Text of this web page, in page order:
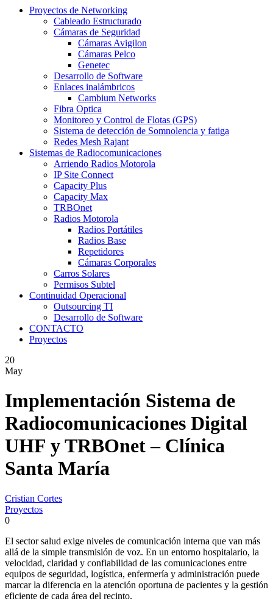
Proyectos de Networking
Cableado Estructurado
Cámaras de Seguridad
Cámaras Avigilon
Cámaras Pelco
Genetec
Desarrollo de Software
Enlaces inalámbricos
Cambium Networks
Fibra Optica
Monitoreo y Control de Flotas (GPS)
Sistema de detección de Somnolencia y fatiga
Redes Mesh Rajant
Sistemas de Radiocomunicaciones
Arriendo Radios Motorola
IP Site Connect
Capacity Plus
Capacity Max
TRBOnet
Radios Motorola
Radios Portátiles
Radios Base
Repetidores
Cámaras Corporales
Carros Solares
Permisos Subtel
Continuidad Operacional
Outsourcing TI
Desarrollo de Software
CONTACTO
Proyectos
20
May
Implementación Sistema de
Radiocomunicaciones Digital
UHF y TRBOnet – Clínica
Santa María
Cristian Cortes
Proyectos
0
El sector salud exige niveles de comunicación interna que van más
allá de la simple transmisión de voz. En un entorno hospitalario, la
velocidad, claridad y confiabilidad de las comunicaciones entre
equipos de seguridad, logística, enfermería y administración puede
marcar la diferencia en la atención oportuna de pacientes y la gestión
eficiente de cada área del recinto.